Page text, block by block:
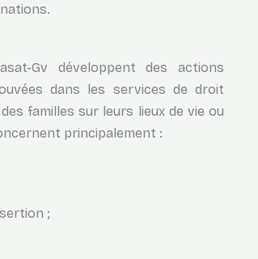
Gv développent des actions
dans les services de droit
familles sur leurs lieux de vie ou
principalement :
;